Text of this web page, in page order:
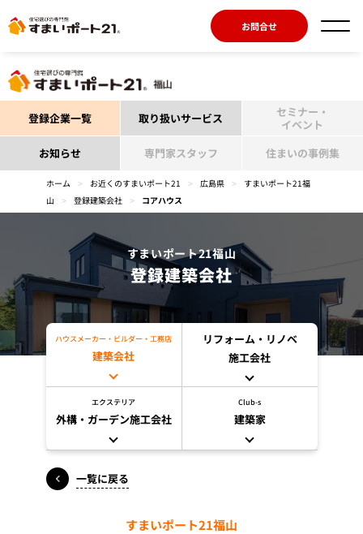
お問合せ
登録企業一覧 取り扱いサービス
セミナー・
イベント
お知らせ
専門家スタッフ 住まいの事例集
ホーム > お近くのすまいポート21 > 広島県 >
すまいポート21福
山
> 登録建築会社 > コアハウス
すまいポート21福山
登録建築会社
ハウスメーカー・ビルダー・工務店
建築会社
リフォーム・リノベ
施工会社
エクステリア
外構・ガーデン施工会社
Club-s
建築家
一覧に戻る
すまいポート21福山